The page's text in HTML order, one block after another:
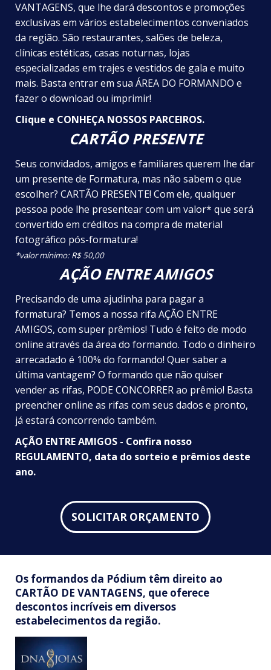
VANTAGENS, que lhe dará descontos e promoções
exclusivas em vários estabelecimentos conveniados
da região. São restaurantes, salões de beleza,
clínicas estéticas, casas noturnas, lojas
especializadas em trajes e vestidos de gala e muito
mais. Basta entrar em sua ÁREA DO FORMANDO e
fazer o download ou imprimir!
Clique e CONHEÇA NOSSOS PARCEIROS.
CARTÃO PRESENTE
Seus convidados, amigos e familiares querem lhe dar
um presente de Formatura, mas não sabem o que
escolher? CARTÃO PRESENTE! Com ele, qualquer
pessoa pode lhe presentear com um valor* que será
convertido em créditos na compra de material
fotográfico pós-formatura!
*valor mínimo: R$ 50,00
AÇÃO ENTRE AMIGOS
Precisando de uma ajudinha para pagar a
formatura? Temos a nossa rifa AÇÃO ENTRE
AMIGOS, com super prêmios! Tudo é feito de modo
online através da área do formando. Todo o dinheiro
arrecadado é 100% do formando! Quer saber a
última vantagem? O formando que não quiser
vender as rifas, PODE CONCORRER ao prêmio! Basta
preencher online as rifas com seus dados e pronto,
já estará concorrendo também.
AÇÃO ENTRE AMIGOS - Confira nosso
REGULAMENTO, data do sorteio e prêmios deste
ano.
SOLICITAR ORÇAMENTO
Os formandos da Pódium têm direito ao
CARTÃO DE VANTAGENS, que oferece
descontos incríveis em diversos
estabelecimentos da região.